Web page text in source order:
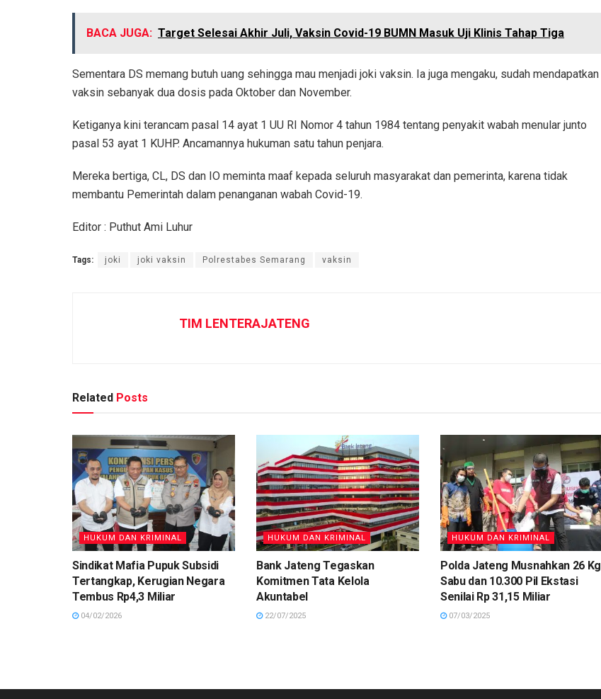
BACA JUGA: Target Selesai Akhir Juli, Vaksin Covid-19 BUMN Masuk Uji Klinis Tahap Tiga
Sementara DS memang butuh uang sehingga mau menjadi joki vaksin. Ia juga mengaku, sudah mendapatkan
vaksin sebanyak dua dosis pada Oktober dan November.
Ketiganya kini terancam pasal 14 ayat 1 UU RI Nomor 4 tahun 1984 tentang penyakit wabah menular junto
pasal 53 ayat 1 KUHP. Ancamannya hukuman satu tahun penjara.
Mereka bertiga, CL, DS dan IO meminta maaf kepada seluruh masyarakat dan pemerinta, karena tidak
membantu Pemerintah dalam penanganan wabah Covid-19.
Editor : Puthut Ami Luhur
Tags: joki joki vaksin Polrestabes Semarang vaksin
TIM LENTERAJATENG
Related Posts
HUKUM DAN KRIMINAL
Sindikat Mafia Pupuk Subsidi
Tertangkap, Kerugian Negara
Tembus Rp4,3 Miliar
04/02/2026
HUKUM DAN KRIMINAL
Bank Jateng Tegaskan
Komitmen Tata Kelola
Akuntabel
22/07/2025
HUKUM DAN KRIMINAL
Polda Jateng Musnahkan 26 Kg
Sabu dan 10.300 Pil Ekstasi
Senilai Rp 31,15 Miliar
07/03/2025